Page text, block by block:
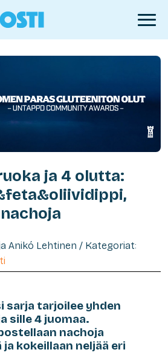
ja 4 olutta:
Anikó Lehtinen / Kategoriat:
sarja tarjoilee yhden
sille 4 juomaa.
nachoja
kokeillaan neljää eri